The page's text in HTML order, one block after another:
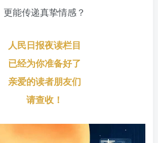
更能传递真挚情感？
人民日报夜读栏目
已经为你准备好了
亲爱的读者朋友们
请查收！